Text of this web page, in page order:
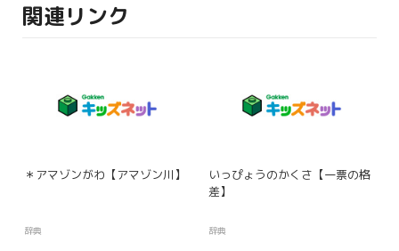
関連リンク
＊アマゾンがわ【アマゾン川】
辞典
いっぴょうのかくさ【一票の格
差】
辞典